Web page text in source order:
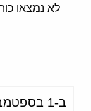
לא נמצאו
ב-1 בספטמבר 2010 בוצע פיגוע ירי בידי חוליה של